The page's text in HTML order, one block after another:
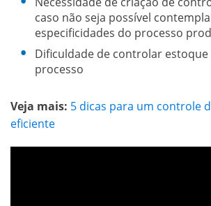
caso não seja possível
especificidades do processo
Dificuldade de controlar
processo
Veja mais: 5 dicas para um controle
eficiente